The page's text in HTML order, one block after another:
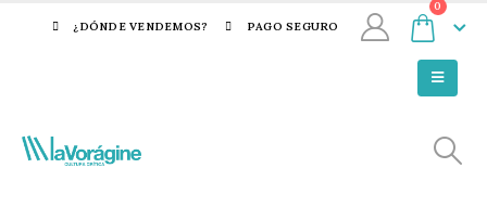
¿DÓNDE VENDEMOS? PAGO SEGURO
0